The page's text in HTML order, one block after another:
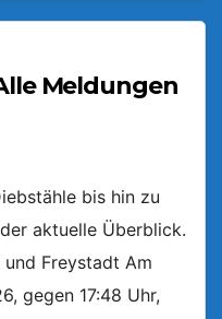
Meldungen
bis hin zu
aktuelle Überblick.
Freystadt Am
gegen 17:48 Uhr,